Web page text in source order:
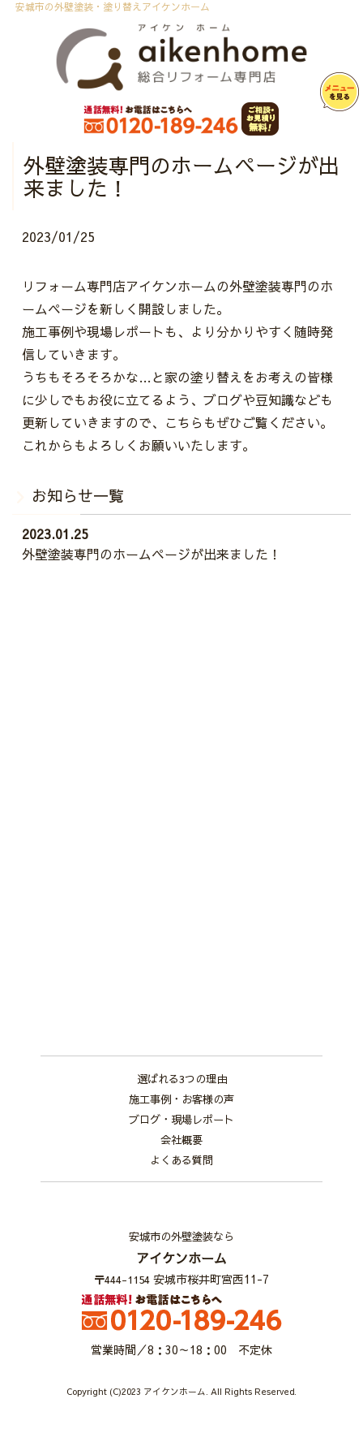
安城市の外壁塗装・塗り替えアイケンホーム
外壁塗装専門のホームページが出
来ました！
2023/01/25
リフォーム専門店アイケンホームの外壁塗装専門のホ
ームページを新しく開設しました。
施工事例や現場レポートも、より分かりやすく随時発
信していきます。
うちもそろそろかな…と家の塗り替えをお考えの皆様
に少しでもお役に立てるよう、ブログや豆知識なども
更新していきますので、こちらもぜひご覧ください。
これからもよろしくお願いいたします。
お知らせ一覧
2023.01.25
外壁塗装専門のホームページが出来ました！
選ばれる3つの理由
施工事例・お客様の声
ブログ・現場レポート
会社概要
よくある質問
安城市の外壁塗装なら
アイケンホーム
〒444-1154 安城市桜井町宮西11-7
営業時間／8：30～18：00 不定休
Copyright (C)2023 アイケンホーム. All Rights Reserved.